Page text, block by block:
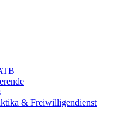
& Freiwilligendienst